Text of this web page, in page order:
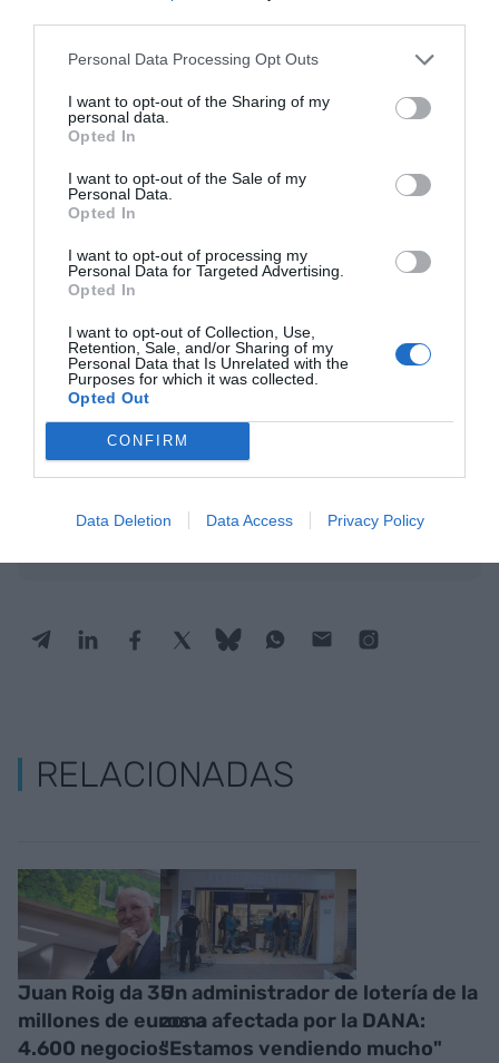
Personal Data Processing Opt Outs
I want to opt-out of the Sharing of my
personal data.
Opted In
I want to opt-out of the Sale of my
Personal Data.
Opted In
I want to opt-out of processing my
Personal Data for Targeted Advertising.
Opted In
I want to opt-out of Collection, Use,
Retention, Sale, and/or Sharing of my
Personal Data that Is Unrelated with the
Purposes for which it was collected.
Opted Out
CONFIRM
Data Deletion Data Access Privacy Policy
provincia de Valencia
sufrieron daños de diversa
consideración
de reacondicionamiento, la oficina de Algemesí
reabrió las puertas el pasado 25 de noviembre; las
de Paiporta y Aldaia se reabrieron el 2 de
diciembre; las de Albal y Massanassa el pasado
oficina de Sedaví, culmina el proceso de
remodelación de todos los centros afectados.
AñadirVIA Empresa
ACTIVAR AHORA
RELACIONADAS
Juan Roig da 35
millones de euros a
4.600 negocios
Un administrador de lotería de la
zona afectada por la DANA:
"Estamos vendiendo mucho"